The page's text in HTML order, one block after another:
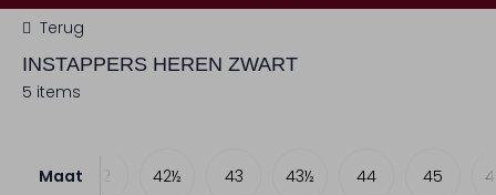
Terug
INSTAPPERS HEREN ZWART
5 items
Maat
41 42 42½ 43 43½ 44 45